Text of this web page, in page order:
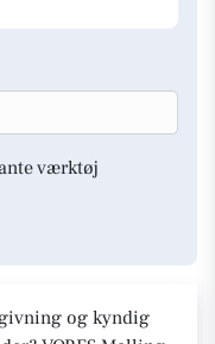
værktøj
og kyndig